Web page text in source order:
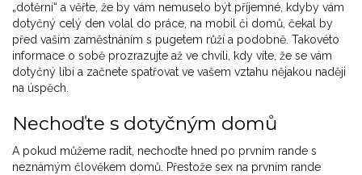
„dotěrní“ a věřte, že by vám nemuselo být příjemné, kdyby vám
dotyčný celý den volal do práce, na mobil či domů, čekal by
před vaším zaměstnáním s pugetem růží a podobně. Takovéto
informace o sobě prozrazujte až ve chvíli, kdy víte, že se vám
dotyčný líbí a začnete spatřovat ve vašem vztahu nějakou naději
na úspěch.
Nechoďte s dotyčným domů
A pokud můžeme radit, nechoďte hned po prvním rande s
neznámým člověkem domů. Přestože sex na prvním rande